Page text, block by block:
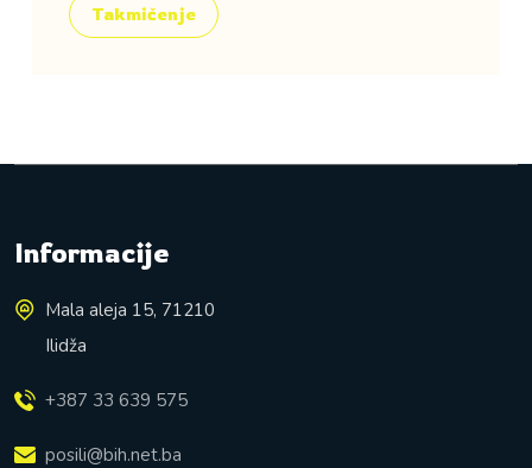
Takmičenje
Informacije
Mala aleja 15, 71210
Ilidža
+387 33 639 575
posili@bih.net.ba